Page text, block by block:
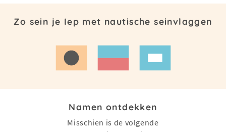
Zo sein je Iep met nautische seinvlaggen
Namen ontdekken
Misschien is de volgende